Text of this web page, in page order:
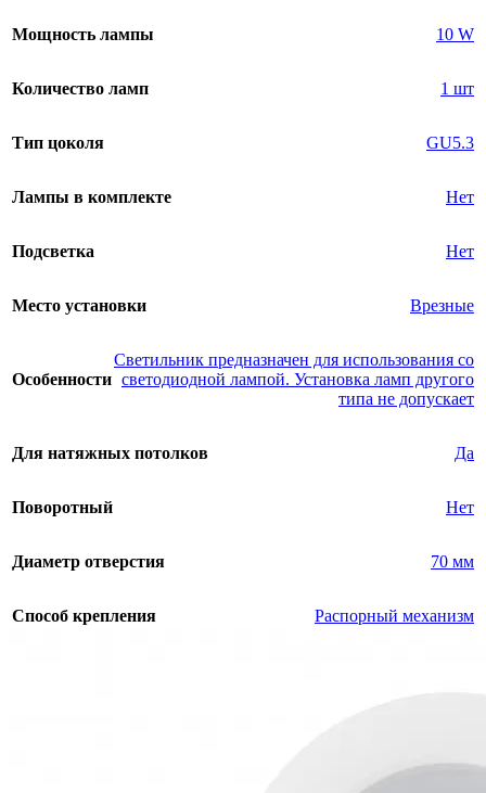
Мощность лампы 10 W
Количество ламп 1 шт
Тип цоколя GU5.3
Лампы в комплекте Нет
Подсветка Нет
Место установки Врезные
Особенности
Светильник предназначен для использования со
светодиодной лампой. Установка ламп другого
типа не допускает
Для натяжных потолков Да
Поворотный Нет
Диаметр отверстия 70 мм
Способ крепления Распорный механизм